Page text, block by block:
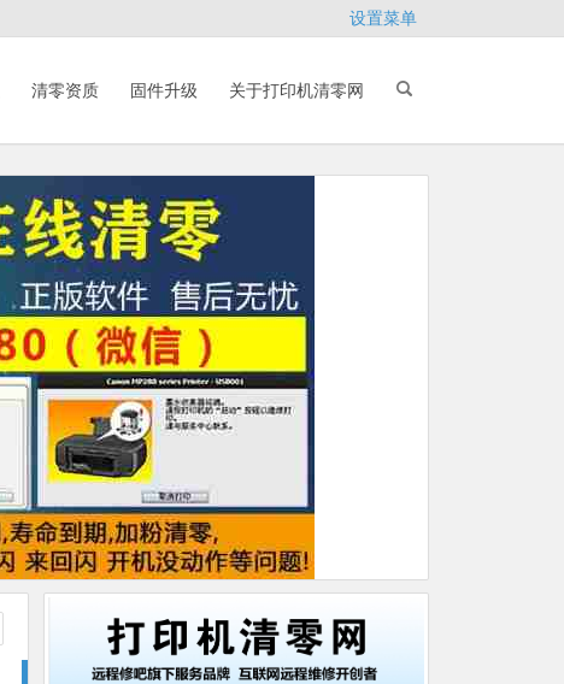
设置菜单
清零资质 固件升级 关于打印机清零网